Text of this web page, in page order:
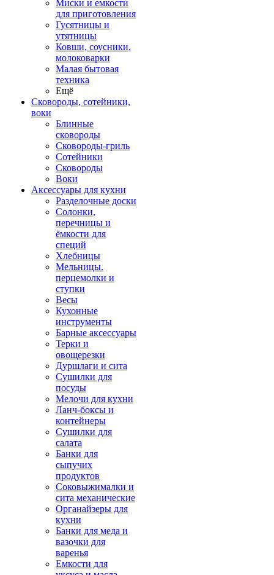
Миски и емкости
для приготовления
Гусятницы и
утятницы
Ковши, соусники,
молоковарки
Малая бытовая
техника
Ещё
Сковороды, сотейники,
воки
Блинные
сковороды
Сковороды-гриль
Сотейники
Сковороды
Воки
Аксессуары для кухни
Разделочные доски
Солонки,
перечницы и
ёмкости для
специй
Хлебницы
Мельницы.
перцемолки и
ступки
Весы
Кухонные
инструменты
Барные аксессуары
Терки и
овощерезки
Дуршлаги и сита
Сушилки для
посуды
Мелочи для кухни
Ланч-боксы и
контейнеры
Сушилки для
салата
Банки для
сыпучих
продуктов
Соковыжималки и
сита механические
Органайзеры для
кухни
Банки для меда и
вазочки для
варенья
Емкости для